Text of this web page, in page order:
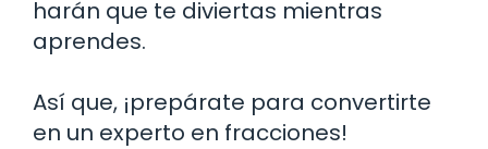
harán que te diviertas mientras
aprendes.
Así que, ¡prepárate para convertirte
en un experto en fracciones!